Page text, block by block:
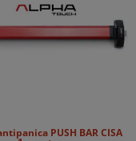
PUSH BAR CISA